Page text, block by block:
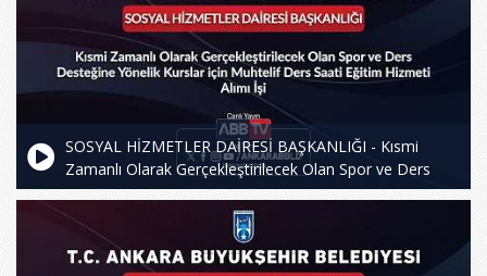
SOSYAL HİZMETLER DAİRESİ BAŞKANLIĞI - Kısmi
Zamanlı Olarak Gerçekleştirilecek Olan Spor ve Ders
Desteğine Yönelik Kurslar için Muhtelif Ders Saati Eğitim
Hizmeti Alımı İşi